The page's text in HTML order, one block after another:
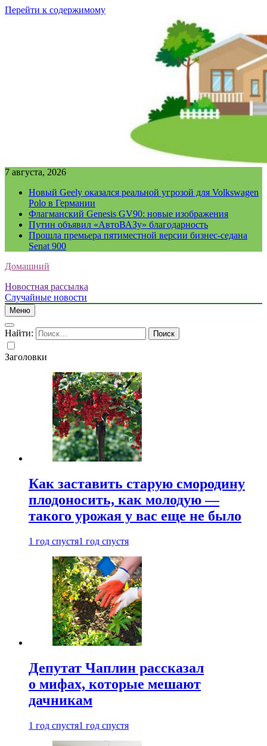
Перейти к содержимому
7 августа, 2026
Новый Geely оказался реальной угрозой для Volkswagen
Polo в Германии
Флагманский Genesis GV90: новые изображения
Путин объявил «АвтоВАЗу» благодарность
Прошла премьера пятиместной версии бизнес-седана
Senat 900
Домашний
Новостная рассылка
Случайные новости
Меню
Найти:
Заголовки
Как заставить старую смородину
плодоносить, как молодую —
такого урожая у вас еще не было
1 год спустя1 год спустя
Депутат Чаплин рассказал
о мифах, которые мешают
дачникам
1 год спустя1 год спустя